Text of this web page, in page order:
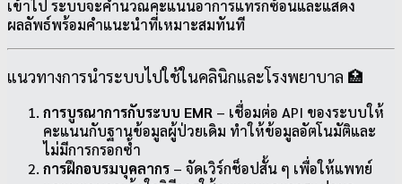
เข้าไป ระบบจะคำนวณคะแนนอาการแทรกซ้อนและแสดง
ผลลัพธ์พร้อมคำแนะนำที่เหมาะสมทันที
แนวทางการนำระบบไปใช้ในคลินิกและโรงพยาบาล 🏥
การบูรณาการกับระบบ EMR – เชื่อมต่อ API ของระบบให้
คะแนนกับฐานข้อมูลผู้ป่วยเดิม ทำให้ข้อมูลอัตโนมัติและ
ไม่มีการกรอกซ้ำ
การฝึกอบรมบุคลากร – จัดเวิร์กช็อปสั้น ๆ เพื่อให้แพทย์